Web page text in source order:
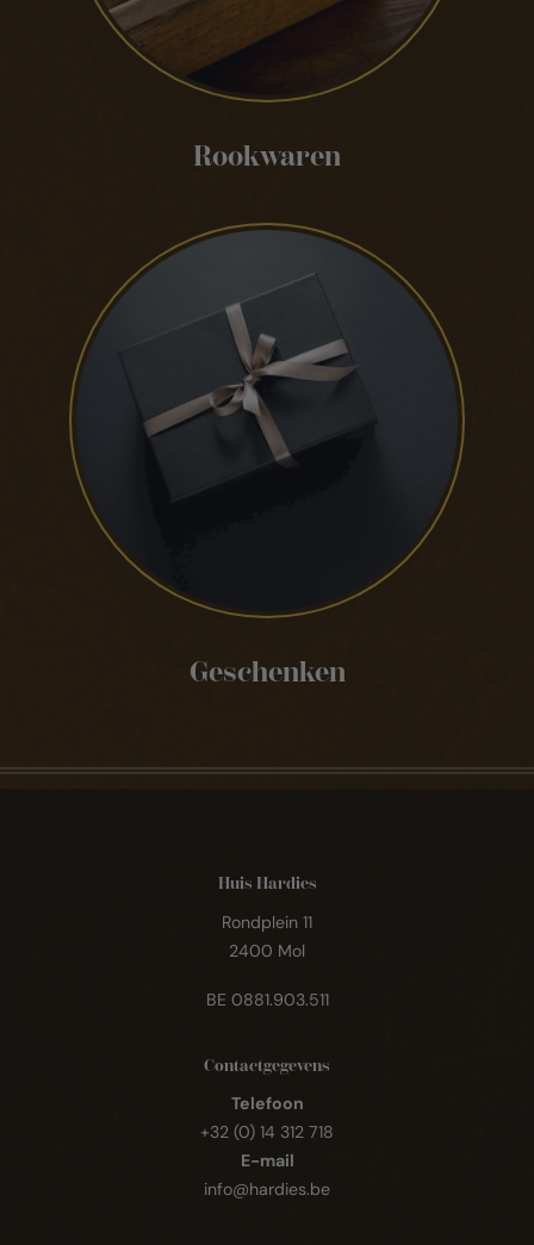
Rookwaren
Geschenken
Huis Hardies
Rondplein 11
2400 Mol
BE 0881.903.511
Contactgegevens
Telefoon
+32 (0) 14 312 718
E-mail
info@hardies.be